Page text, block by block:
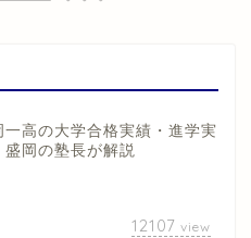
一高の大学合格実績・進学実
盛岡の塾長が解説
12107 view